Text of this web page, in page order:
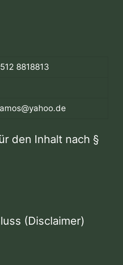
8818813
den Inhalt nach §
(Disclaimer)